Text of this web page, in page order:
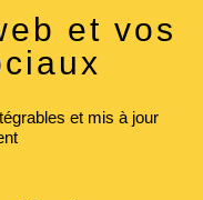
et vos
et mis à jour